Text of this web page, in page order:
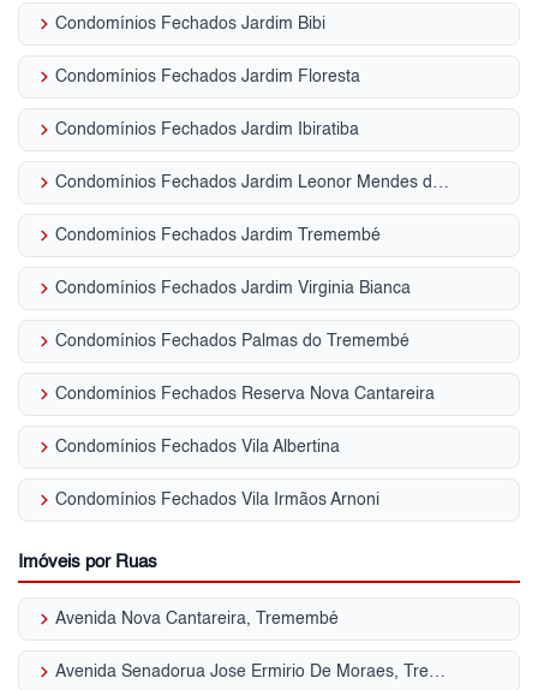
keyboard_arrow_right Condomínios Fechados Jardim Bibi
keyboard_arrow_right Condomínios Fechados Jardim Floresta
keyboard_arrow_right Condomínios Fechados Jardim Ibiratiba
keyboard_arrow_right Condomínios Fechados Jardim Leonor Mendes de Barros
keyboard_arrow_right Condomínios Fechados Jardim Tremembé
keyboard_arrow_right Condomínios Fechados Jardim Virginia Bianca
keyboard_arrow_right Condomínios Fechados Palmas do Tremembé
keyboard_arrow_right Condomínios Fechados Reserva Nova Cantareira
keyboard_arrow_right Condomínios Fechados Vila Albertina
keyboard_arrow_right Condomínios Fechados Vila Irmãos Arnoni
Imóveis por Ruas
keyboard_arrow_right Avenida Nova Cantareira, Tremembé
keyboard_arrow_right Avenida Senadorua Jose Ermirio De Moraes, Tremembé